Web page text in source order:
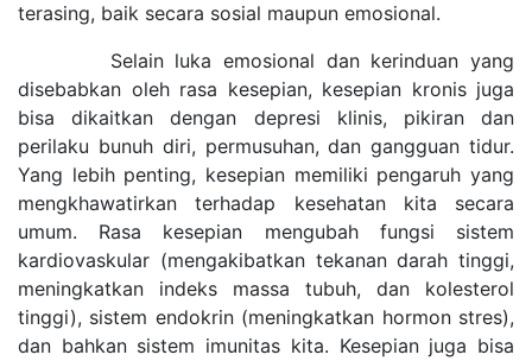
terasing, baik secara sosial maupun emosional.
Selain luka emosional dan kerinduan yang
disebabkan oleh rasa kesepian, kesepian kronis juga
bisa dikaitkan dengan depresi klinis, pikiran dan
perilaku bunuh diri, permusuhan, dan gangguan tidur.
Yang lebih penting, kesepian memiliki pengaruh yang
mengkhawatirkan terhadap kesehatan kita secara
umum. Rasa kesepian mengubah fungsi sistem
kardiovaskular (mengakibatkan tekanan darah tinggi,
meningkatkan indeks massa tubuh, dan kolesterol
tinggi), sistem endokrin (meningkatkan hormon stres),
dan bahkan sistem imunitas kita. Kesepian juga bisa